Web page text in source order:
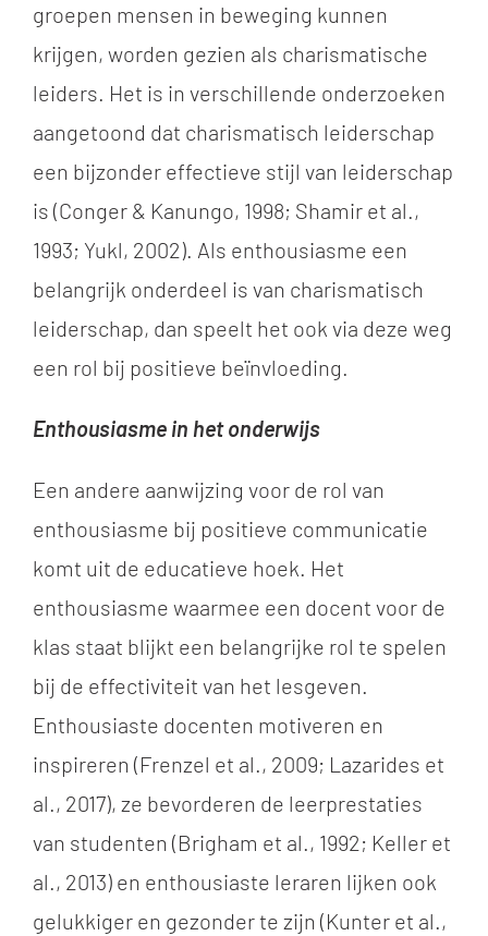
groepen mensen in beweging kunnen
krijgen, worden gezien als charismatische
leiders. Het is in verschillende onderzoeken
aangetoond dat charismatisch leiderschap
een bijzonder effectieve stijl van leiderschap
is (Conger & Kanungo, 1998; Shamir et al.,
1993; Yukl, 2002). Als enthousiasme een
belangrijk onderdeel is van charismatisch
leiderschap, dan speelt het ook via deze weg
een rol bij positieve beïnvloeding.
Enthousiasme in het onderwijs
Een andere aanwijzing voor de rol van
enthousiasme bij positieve communicatie
komt uit de educatieve hoek. Het
enthousiasme waarmee een docent voor de
klas staat blijkt een belangrijke rol te spelen
bij de effectiviteit van het lesgeven.
Enthousiaste docenten motiveren en
inspireren (Frenzel et al., 2009; Lazarides et
al., 2017), ze bevorderen de leerprestaties
van studenten (Brigham et al., 1992; Keller et
al., 2013) en enthousiaste leraren lijken ook
gelukkiger en gezonder te zijn (Kunter et al.,